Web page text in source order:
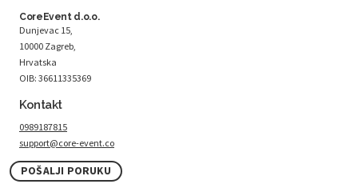
CoreEvent d.o.o.
Dunjevac 15,
10000 Zagreb,
Hrvatska
OIB: 36611335369
Kontakt
0989187815
support@core-event.co
POŠALJI PORUKU